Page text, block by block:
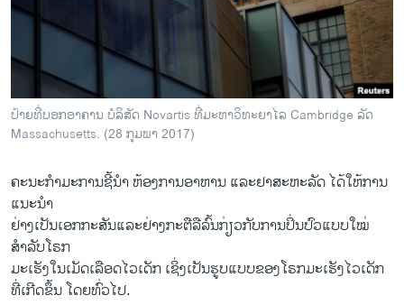
ວິທະຍາສາດ-ເທັກໂນໂລຈີ
ທຸລະກິດ
ພາສາອັງກິດ
ວີດີໂອ
ລາຍການກະຈາຍສຽງ
ລາຍງານ
ຕິດຕາມພວກເຮົາ ທີ່
ພາສາຕ່າງໆ
ປ້າຍທີ່ບອກອາຄານ ບໍລິສັດ Novartis ທີ່ມະຫາວິທະຍາໄລ Cambridge ລັດ
Massachusetts. (28 ກຸມພາ 2017)
ຄະນະກຳມະການຊີ້ນຳ ຫ້ອງການອາຫານ ແລະຢາສະຫະລັດ ໄດ້​ໃຫ້ການ
ແນະນຳ
ຢ່າງເປັນ​ເອກ​ກະສັນແລະຢ່າງກະຕືລືລົ້ນກ່ຽວກັບການປິ່ນປົວແບບໃໝ່
ສຳລັບໂຣກ
ມະເຮັງໃນເມັດເລືອດໄວເດັກ ເຊິ່ງເປັນຮູບແບບຂອງໂຣກມະເຮັງໄວເດັກ
ທີ່ເກີດຂຶ້ນ ໂດຍທົ່ວໄປ.